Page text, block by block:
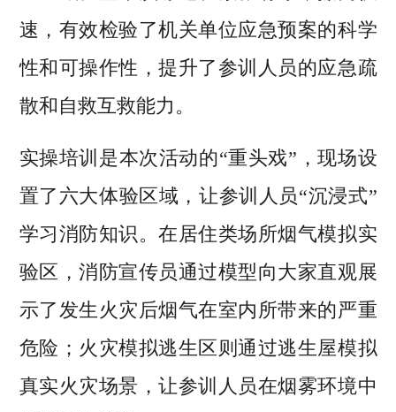
速，有效检验了机关单位应急预案的科学
性和可操作性，提升了参训人员的应急疏
散和自救互救能力。
实操培训是本次活动的“重头戏”，现场设
置了六大体验区域，让参训人员“沉浸式”
学习消防知识。在居住类场所烟气模拟实
验区，消防宣传员通过模型向大家直观展
示了发生火灾后烟气在室内所带来的严重
危险；火灾模拟逃生区则通过逃生屋模拟
真实火灾场景，让参训人员在烟雾环境中